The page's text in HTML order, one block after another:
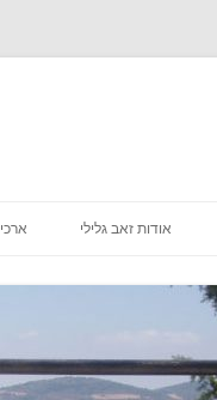
אודות זאב גלילי